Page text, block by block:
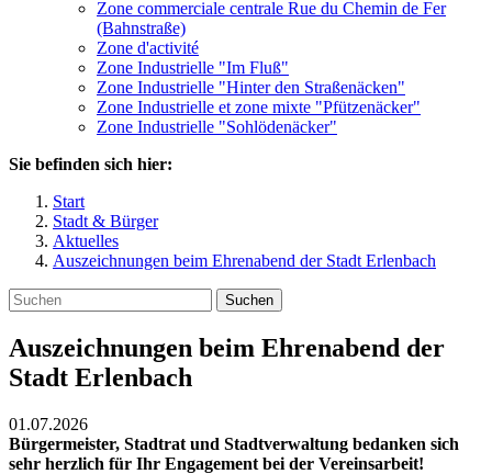
Zone commerciale centrale Rue du Chemin de Fer
(Bahnstraße)
Zone d'activité
Zone Industrielle "Im Fluß"
Zone Industrielle "Hinter den Straßenäcken"
Zone Industrielle et zone mixte "Pfützenäcker"
Zone Industrielle "Sohlödenäcker"
Sie befinden sich hier:
Start
Stadt & Bürger
Aktuelles
Auszeichnungen beim Ehrenabend der Stadt Erlenbach
Suchen
Auszeichnungen beim Ehrenabend der
Stadt Erlenbach
01.07.2026
Bürgermeister, Stadtrat und Stadtverwaltung bedanken sich
sehr herzlich für Ihr Engagement bei der Vereinsarbeit!